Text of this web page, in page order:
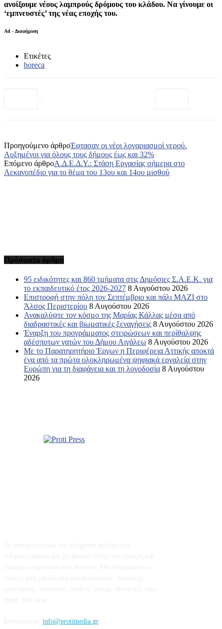
ανοίξουμε νέους λαμπρούς δρόμους του κλάδου. Να γίνουμε οι
‘εμπνευστές’ της νέας εποχής του.
Ad - Διαφήμιση
Ετικέτες
horeca
Προηγούμενο άρθροΈφτασαν οι νέοι λογαριασμοί νερού.
Αυξημένοι για όλους τους δήμους έως και 32%
Επόμενο άρθροΑ.Δ.Ε.Δ.Υ.: Στάση Εργασίας σήμερα στο
Λεκανοπέδιο για το θέμα του 13ου και 14ου μισθού
Πρόσφατα άρθρα
95 ειδικότητες και 860 τμήματα στις Δημόσιες Σ.Α.Ε.Κ. για
το εκπαιδευτικό έτος 2026-2027 8 Αυγούστου 2026
Επιστροφή στην πόλη τον Σεπτέμβριο και πάλι ΜΑΖΙ στο
Άλσος Περιστερίου 8 Αυγούστου 2026
Ανακαλύψτε τον κόσμο της Μαρίας Κάλλας μέσα από
διαδραστικές και βιωματικές ξεναγήσεις 8 Αυγούστου 2026
Έναρξη του προγράμματος στειρώσεων και περίθαλψης
αδέσποτων γατών του Δήμου Αιγάλεω 8 Αυγούστου 2026
Με το Παρατηρητήριο Έργων η Περιφέρεια Αττικής αποκτά
ένα από τα πρώτα ολοκληρωμένα ψηφιακά εργαλεία στην
Ευρώπη για τη διαφάνεια και τη λογοδοσία 8 Αυγούστου
2026
info@protimedia.gr